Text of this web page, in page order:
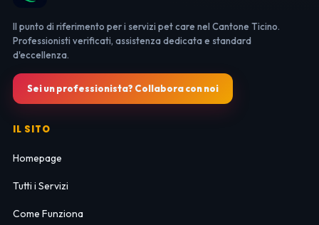
Il punto di riferimento per i servizi pet care nel Cantone Ticino.
Professionisti verificati, assistenza dedicata e standard
d'eccellenza.
Sei un professionista? Collabora con noi
IL SITO
Homepage
Tutti i Servizi
Come Funziona